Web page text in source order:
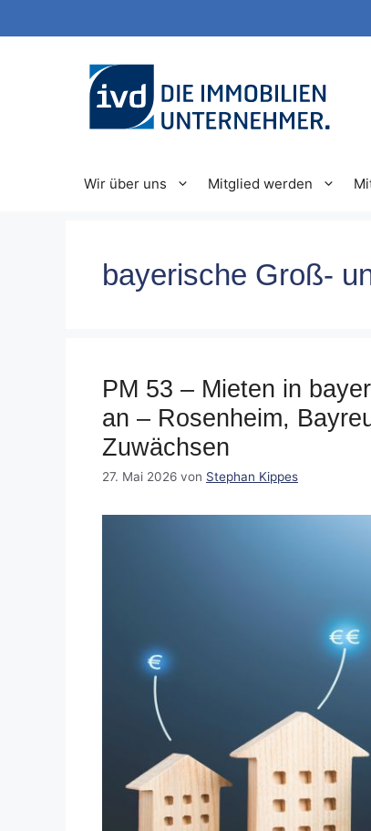
Inhalt
Wir über uns Mitglied werden
bayerische Groß-
PM 53 – Mieten in
an – Rosenheim,
Zuwächsen
27. Mai 2026 von Stephan Kippes